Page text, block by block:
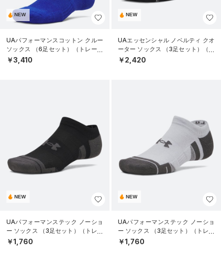
NEW
UAパフォーマンスコットン クルー
ソックス （6足セット）（トレーニ
ング/UNISEX）
￥3,410
NEW
UAエッセンシャル ノベルティ クオ
ーター ソックス （3足セット）（ラ
イフスタイル/UNISEX）
￥2,420
NEW
UAパフォーマンステック ノーショ
ー ソックス （3足セット）（トレー
ニング/UNISEX）
￥1,760
NEW
UAパフォーマンステック ノーショ
ー ソックス （3足セット）（トレー
ニング/UNISEX）
￥1,760